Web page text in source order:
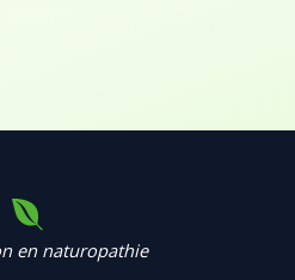
en naturopathie